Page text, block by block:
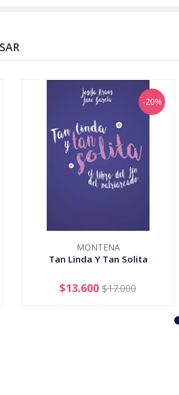
-20%
MONTENA
Tan Linda Y Tan Solita
+
$13.600 $17.000